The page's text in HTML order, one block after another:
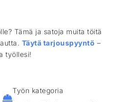
Tämä ja satoja muita töitä
Täytä tarjouspyyntö –
työllesi!
Työn kategoria